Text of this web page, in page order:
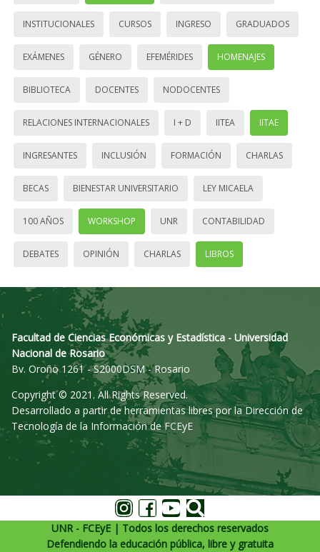
INSTITUCIONALES CURSOS INGRESO GRADUADOS
EXÁMENES GÉNERO EFEMÉRIDES HOMENAJES
BIBLIOTECA DOCENTES NODOCENTES
RELACIONES INTERNACIONALES I + D IITEA IITAE
INGRESANTES INCLUSIÓN FORMACIÓN CHARLAS
BECAS BIENESTAR UNIVERSITARIO LEY MICAELA
100 AÑOS WORKSHOP UNR CONTABILIDAD
DEBATES OPINIÓN CHARLAS LIBROS
Facultad de Ciencias Económicas y Estadística - Universidad
Nacional de Rosario
Bv. Oroño 1261 - S2000DSM - Rosario
Copyright © 2021. All Rights Reserved.
Desarrollado a partir de herramientas libres por la Dirección de
Tecnología de la Información de FCEyE
UNR - FCEyE | Todos los derechos reservados
Defendiendo la educación pública, libre y gratuita